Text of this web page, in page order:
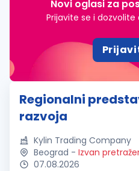
Novi oglasi za
Prijavite se i
Regionalni
razvoja
Kylin Trading Company
Beograd - Izvan
07.08.2026